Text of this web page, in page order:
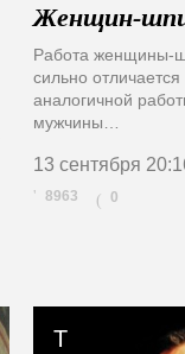
Женщин-
Работа женщины-
сильно отличается
аналогичной
мужчины…
13 сентября
8963 ( 0
Т